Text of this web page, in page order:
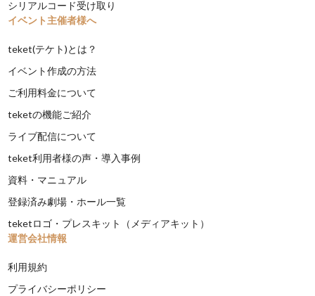
シリアルコード受け取り
イベント主催者様へ
teket(テケト)とは？
イベント作成の方法
ご利用料金について
teketの機能ご紹介
ライブ配信について
teket利用者様の声・導入事例
資料・マニュアル
登録済み劇場・ホール一覧
teketロゴ・プレスキット（メディアキット）
運営会社情報
利用規約
プライバシーポリシー